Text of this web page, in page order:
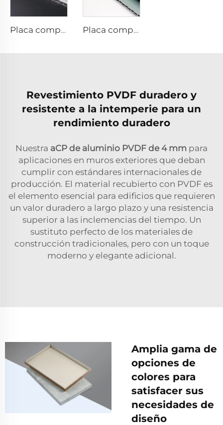
Placa compuesta de aluminio con acabados metálicos - 0,4 cm x 122 cm x 244 cm Placa compuesta de aluminio con acabados sólidos: 4 mm x 1220 mm x 2440 mm
Revestimiento PVDF duradero y
resistente a la intemperie para un
rendimiento duradero
Nuestra aCP de aluminio PVDF de 4 mm para
aplicaciones en muros exteriores que deban
cumplir con estándares internacionales de
producción. El material recubierto con PVDF es
el elemento esencial para edificios que requieren
un valor duradero a largo plazo y una resistencia
superior a las inclemencias del tiempo. Un
sustituto perfecto de los materiales de
construcción tradicionales, pero con un toque
moderno y elegante adicional.
Amplia gama de
opciones de
colores para
satisfacer sus
necesidades de
diseño